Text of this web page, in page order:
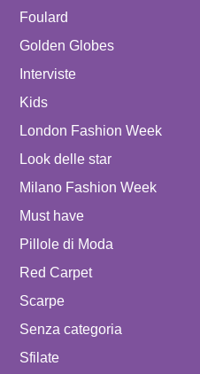
Foulard
Golden Globes
Interviste
Kids
London Fashion Week
Look delle star
Milano Fashion Week
Must have
Pillole di Moda
Red Carpet
Scarpe
Senza categoria
Sfilate